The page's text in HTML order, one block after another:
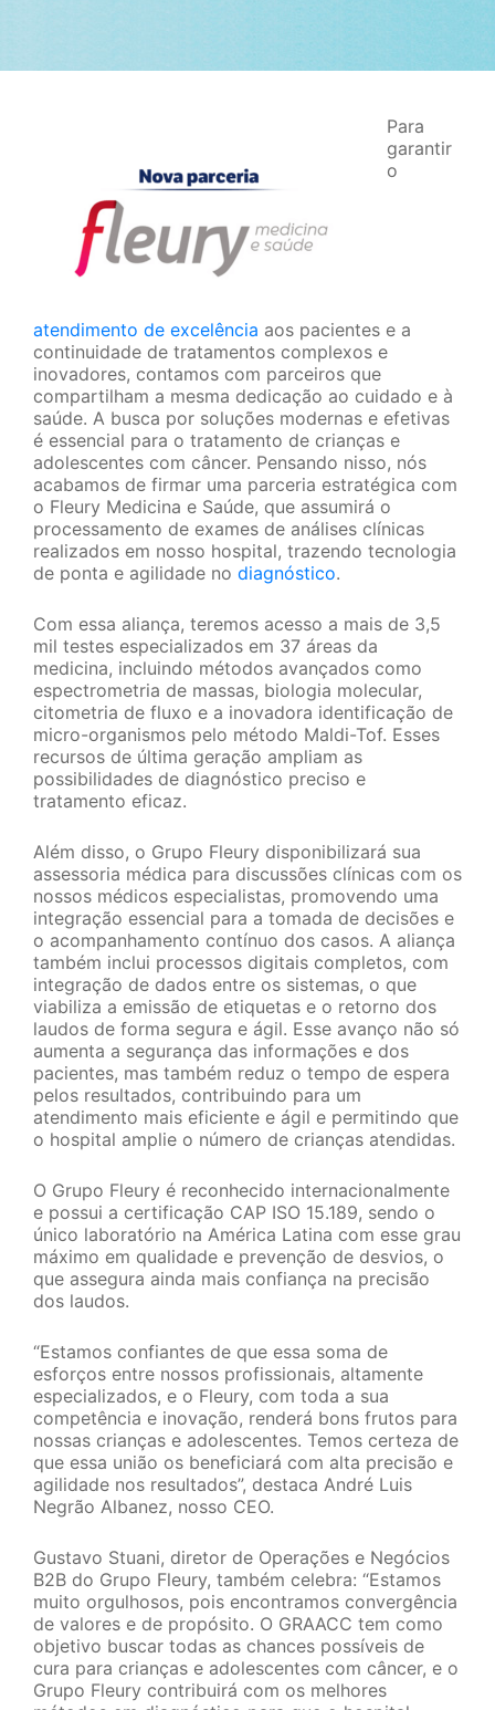
Para
garantir
o
atendimento de excelência aos pacientes e a
continuidade de tratamentos complexos e
inovadores, contamos com parceiros que
compartilham a mesma dedicação ao cuidado e à
saúde. A busca por soluções modernas e efetivas
é essencial para o tratamento de crianças e
adolescentes com câncer. Pensando nisso, nós
acabamos de firmar uma parceria estratégica com
o Fleury Medicina e Saúde, que assumirá o
processamento de exames de análises clínicas
realizados em nosso hospital, trazendo tecnologia
de ponta e agilidade no diagnóstico.
Com essa aliança, teremos acesso a mais de 3,5
mil testes especializados em 37 áreas da
medicina, incluindo métodos avançados como
espectrometria de massas, biologia molecular,
citometria de fluxo e a inovadora identificação de
micro-organismos pelo método Maldi-Tof. Esses
recursos de última geração ampliam as
possibilidades de diagnóstico preciso e
tratamento eficaz.
Além disso, o Grupo Fleury disponibilizará sua
assessoria médica para discussões clínicas com os
nossos médicos especialistas, promovendo uma
integração essencial para a tomada de decisões e
o acompanhamento contínuo dos casos. A aliança
também inclui processos digitais completos, com
integração de dados entre os sistemas, o que
viabiliza a emissão de etiquetas e o retorno dos
laudos de forma segura e ágil. Esse avanço não só
aumenta a segurança das informações e dos
pacientes, mas também reduz o tempo de espera
pelos resultados, contribuindo para um
atendimento mais eficiente e ágil e permitindo que
o hospital amplie o número de crianças atendidas.
O Grupo Fleury é reconhecido internacionalmente
e possui a certificação CAP ISO 15.189, sendo o
único laboratório na América Latina com esse grau
máximo em qualidade e prevenção de desvios, o
que assegura ainda mais confiança na precisão
dos laudos.
“Estamos confiantes de que essa soma de
esforços entre nossos profissionais, altamente
especializados, e o Fleury, com toda a sua
competência e inovação, renderá bons frutos para
nossas crianças e adolescentes. Temos certeza de
que essa união os beneficiará com alta precisão e
agilidade nos resultados”, destaca André Luis
Negrão Albanez, nosso CEO.
Gustavo Stuani, diretor de Operações e Negócios
B2B do Grupo Fleury, também celebra: “Estamos
muito orgulhosos, pois encontramos convergência
de valores e de propósito. O GRAACC tem como
objetivo buscar todas as chances possíveis de
cura para crianças e adolescentes com câncer, e o
Grupo Fleury contribuirá com os melhores